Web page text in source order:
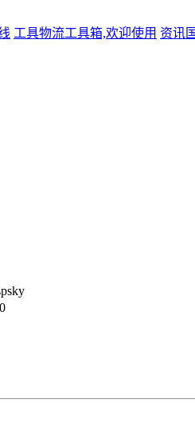
工具物流工具箱,欢迎使用 资讯